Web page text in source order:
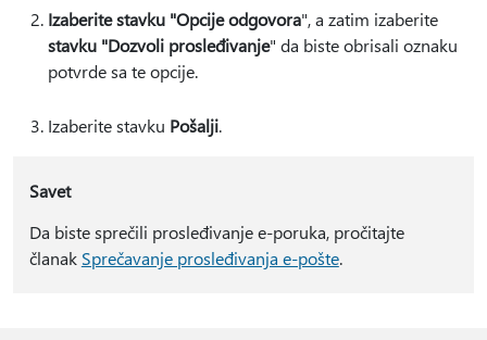
Izaberite stavku "Opcije odgovora", a zatim izaberite
stavku "Dozvoli prosleđivanje" da biste obrisali oznaku
potvrde sa te opcije.
Izaberite stavku Pošalji.
Savet
Da biste sprečili prosleđivanje e-poruka, pročitajte
članak Sprečavanje prosleđivanja e-pošte.